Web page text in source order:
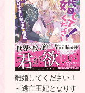
離婚してください！
～逃亡王妃となりす